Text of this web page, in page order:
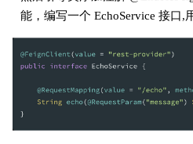
能，编写一个 EchoService 接口,